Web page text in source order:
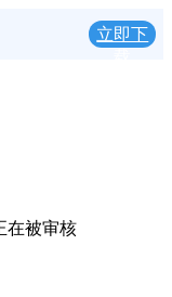
立即下
在被审核